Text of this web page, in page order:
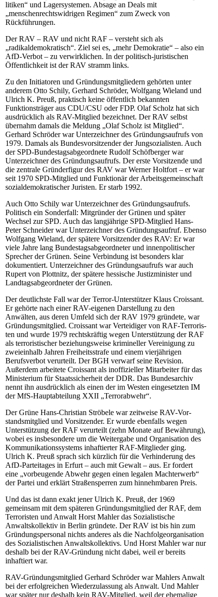
liti­ken“ und Lagersystemen. Absage an Deals mit
„menschenrechtswidrigen Regimen“ zum Zweck von
Rückführungen.
Der RAV – RAV und nicht RAF – versteht sich als
„radikaldemokratisch“. Ziel sei es, „mehr Demokratie“ – also ein
AfD-Ver­bot – zu verwirklichen. In der po­li­tisch-ju­ris­ti­schen
Öffentlichkeit ist der RAV stramm links.
Zu den Initiatoren und Gründungsmitgliedern gehörten unter
anderem Otto Schily, Gerhard Schröder, Wolfgang Wieland und
Ulrich K. Preuß, praktisch keine öffentlich bekannten
Funktionsträger aus CDU/CSU oder FDP. Olaf Scholz hat sich
ausdrücklich als RAV-Mitglied bezeichnet. Der RAV selbst
übernahm damals die Meldung „Olaf Scholz ist Mitglied“.
Gerhard Schröder war Unterzeichner des Gründungsaufrufs von
1979. Damals als Bundesvorsitzender der Jungsozialisten. Auch
der SPD-Bun­des­tags­ab­ge­ord­nete Rudolf Schöfberger war
Unterzeichner des Gründungsaufrufs. Der erste Vorsitzende und
die zentrale Gründerfigur des RAV war Werner Holt­fort – er war
seit 1970 SPD-Mit­glied und Funktionär der Arbeitsgemeinschaft
sozialdemokratischer Juristen. Er starb 1992.
Auch Otto Schily war Unterzeichner des Gründungsaufrufs.
Politisch ein Sonderfall: Mitgründer der Grünen und später
Wechsel zur SPD. Auch das langjährige SPD-Mit­glied Hans-
Peter Schneider war Unterzeichner des Gründungsaufruf. Ebenso
Wolfgang Wieland, der spätere Vorsitzender des RAV: Er war
viele Jahre lang Bundestagsabgeordneter und innenpolitischer
Sprecher der Grünen. Seine Verbindung ist besonders klar
dokumentiert. Unterzeichner des Gründungsaufrufs war auch
Rupert von Plottnitz, der spätere hessische Justizminister und
Landtagsabgeordneter der Grünen.
Der deutlichste Fall war der Ter­ror-Un­ter­stüt­zer Klaus Croissant.
Er gehörte nach einer RAV-ei­ge­nen Darstellung zu den
Anwälten, aus deren Umfeld sich der RAV 1979 gründete, war
Gründungsmitglied. Croissant war Verteidiger von RAF-Ter­ro­ris­
ten und wurde 1979 rechtskräftig wegen Unterstützung der RAF
als terroristischer beziehungsweise krimineller Vereinigung zu
zweieinhalb Jahren Freiheitsstrafe und einem vierjährigen
Berufsverbot verurteilt. Der BGH verwarf seine Revision.
Außerdem arbeitete Croissant als inoffizieller Mitarbeiter für das
Ministerium für Staatssicherheit der DDR. Das Bundesarchiv
nennt ihn ausdrücklich als einen der im Westen eingesetzten IM
der MfS-Haupt­ab­tei­lung XXII „Terrorabwehr“.
Der Grüne Hans-Chris­tian Strö­bele war zeitweise RAV-Vor­
stands­mit­glied und Vorsitzender. Er wurde ebenfalls wegen
Unterstützung der RAF verurteilt (zehn Monate auf Bewährung),
wobei es insbesondere um die Weitergabe und Organisation des
Kommunikationssystems inhaftierter RAF-Mit­glieder ging.
Ulrich K. Preuß sprach sich kürzlich für die Verhinderung des
AfD-Par­tei­tages in Er­furt – auch mit Ge­walt – aus. Er fordert
eine „vorbeugende Abwehr gegen einen legalen Machterwerb“
der Partei und erklärt Straßensperren zum hinnehmbaren Preis.
Und das ist dann exakt jener Ulrich K. Preuß, der 1969
gemeinsam mit dem späteren Gründungsmitglied der RAF, dem
Terroristen und Anwalt Horst Mahler das Sozialistische
Anwaltskollektiv in Berlin gründete. Der RAV ist bis hin zum
Gründungspersonal nichts anderes als die Nachfolgeorganisation
des Sozialistischen Anwaltskollektivs. Und Horst Mahler war nur
deshalb bei der RAV-Grün­dung nicht dabei, weil er bereits
inhaftiert war.
RAV-Grün­dungs­mit­glied Gerhard Schröder war Mahlers Anwalt
bei der erfolgreichen Wiederzulassung als Anwalt. Und Mahler
war später nur deshalb kein RAV-Mit­glied, weil der ehemalige